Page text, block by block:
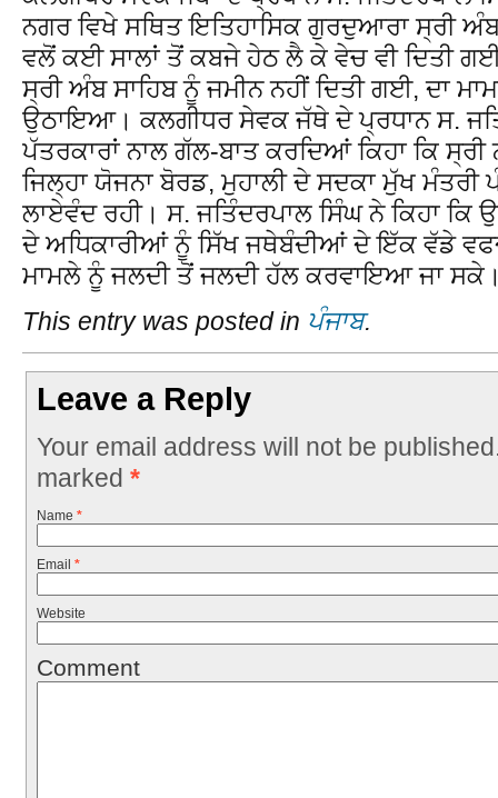
ਨਗਰ ਵਿਖੇ ਸਥਿਤ ਇਤਿਹਾਸਿਕ ਗੁਰਦੁਆਰਾ ਸ੍ਰੀ ਅੰਬ
ਵਲੋਂ ਕਈ ਸਾਲਾਂ ਤੋਂ ਕਬਜੇ ਹੇਠ ਲੈ ਕੇ ਵੇਚ ਵੀ ਦਿਤੀ
ਸ੍ਰੀ ਅੰਬ ਸਾਹਿਬ ਨੂੰ ਜਮੀਨ ਨਹੀਂ ਦਿਤੀ ਗਈ, ਦਾ
ਉਠਾਇਆ। ਕਲਗੀਧਰ ਸੇਵਕ ਜੱਥੇ ਦੇ ਪ੍ਰਧਾਨ ਸ.
ਪੱਤਰਕਾਰਾਂ ਨਾਲ ਗੱਲ-ਬਾਤ ਕਰਦਿਆਂ ਕਿਹਾ ਕਿ
ਜਿਲ੍ਹਾ ਯੋਜਨਾ ਬੋਰਡ, ਮੁਹਾਲੀ ਦੇ ਸਦਕਾ ਮੁੱਖ ਮੰਤਰੀ
ਲਾਏਵੰਦ ਰਹੀ। ਸ. ਜਤਿੰਦਰਪਾਲ ਸਿੰਘ ਨੇ ਕਿਹਾ ਕਿ
ਦੇ ਅਧਿਕਾਰੀਆਂ ਨੂੰ ਸਿੱਖ ਜਥੇਬੰਦੀਆਂ ਦੇ ਇੱਕ ਵੱਡੇ
ਮਾਮਲੇ ਨੂੰ ਜਲਦੀ ਤੋਂ ਜਲਦੀ ਹੱਲ ਕਰਵਾਇਆ ਜਾ
This entry was posted in ਪੰਜਾਬ.
Leave a Reply
Your email address will not be
marked *
Name *
Email *
Website
Comment